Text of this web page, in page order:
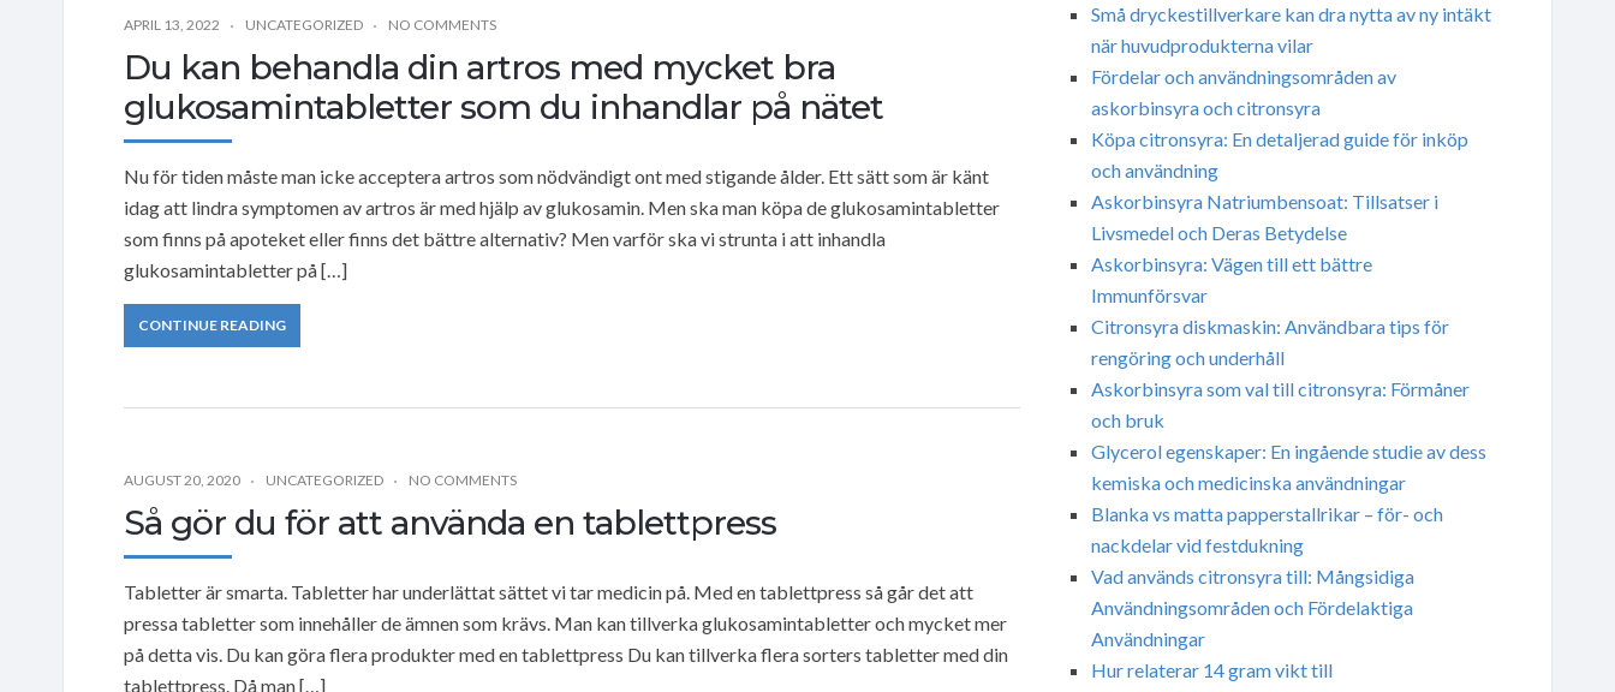
APRIL 13, 2022 UNCATEGORIZED NO COMMENTS
Du kan behandla din artros med mycket bra
glukosamintabletter som du inhandlar på nätet
Nu för tiden måste man icke acceptera artros som nödvändigt ont med stigande ålder. Ett sätt som är känt
idag att lindra symptomen av artros är med hjälp av glukosamin. Men ska man köpa de glukosamintabletter
som finns på apoteket eller finns det bättre alternativ? Men varför ska vi strunta i att inhandla
glukosamintabletter på […]
CONTINUE READING
AUGUST 20, 2020 UNCATEGORIZED NO COMMENTS
Så gör du för att använda en tablettpress
Tabletter är smarta. Tabletter har underlättat sättet vi tar medicin på. Med en tablettpress så går det att
pressa tabletter som innehåller de ämnen som krävs. Man kan tillverka glukosamintabletter och mycket mer
på detta vis. Du kan göra flera produkter med en tablettpress Du kan tillverka flera sorters tabletter med din
tablettpress. Då man […]
Små dryckestillverkare kan dra nytta av ny intäkt
när huvudprodukterna vilar
Fördelar och användningsområden av
askorbinsyra och citronsyra
Köpa citronsyra: En detaljerad guide för inköp
och användning
Askorbinsyra Natriumbensoat: Tillsatser i
Livsmedel och Deras Betydelse
Askorbinsyra: Vägen till ett bättre
Immunförsvar
Citronsyra diskmaskin: Användbara tips för
rengöring och underhåll
Askorbinsyra som val till citronsyra: Förmåner
och bruk
Glycerol egenskaper: En ingående studie av dess
kemiska och medicinska användningar
Blanka vs matta papperstallrikar – för- och
nackdelar vid festdukning
Vad används citronsyra till: Mångsidiga
Användningsområden och Fördelaktiga
Användningar
Hur relaterar 14 gram vikt till